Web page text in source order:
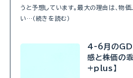
うと予想しています。最大の理由は、物
い…（続きを読む）
4-6月の
感と株価の乖
+plus】